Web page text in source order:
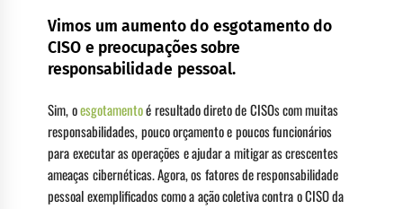
Vimos um aumento do esgotamento do
CISO e preocupações sobre
responsabilidade pessoal.
Sim, oesgotamentoé resultado direto de CISOs com muitas
responsabilidades, pouco orçamento e poucos funcionários
para executar as operações e ajudar a mitigar as crescentes
ameaças cibernéticas. Agora, os fatores de responsabilidade
pessoal exemplificados como a ação coletiva contra o CISO da